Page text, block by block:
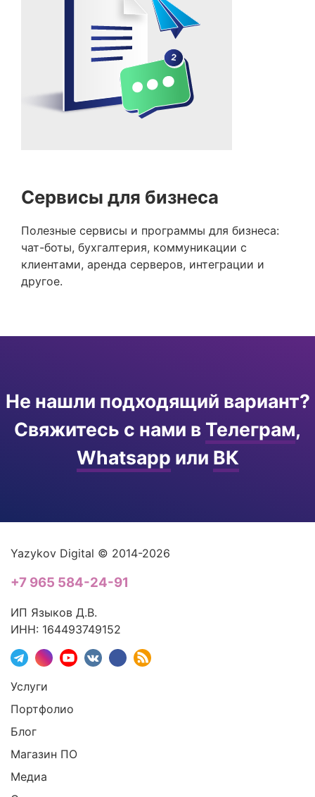
Сервисы для бизнеса
Полезные сервисы и программы для бизнеса:
чат-боты, бухгалтерия, коммуникации с
клиентами, аренда серверов, интеграции и
другое.
Не нашли подходящий вариант?
Свяжитесь с нами в Телеграм,
Whatsapp или ВК
Yazykov Digital © 2014-2026
+7 965 584-24-91
ИП Языков Д.В.
ИНН: 164493749152
Услуги
Портфолио
Блог
Магазин ПО
Медиа